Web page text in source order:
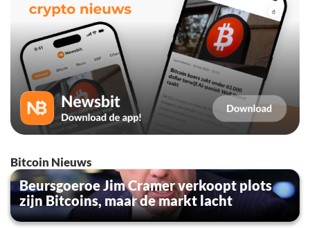
Bitcoin Nieuws
Beursgoeroe Jim Cramer verkoopt plots
zijn Bitcoins, maar de markt lacht